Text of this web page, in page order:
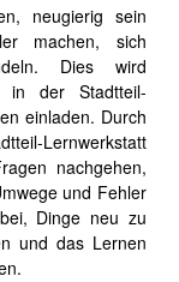
neugierig sein
machen, sich
Dies wird
in der Stadtteil-
einladen. Durch
Lernwerkstatt
nachgehen,
und Fehler
Dinge neu zu
und das Lernen